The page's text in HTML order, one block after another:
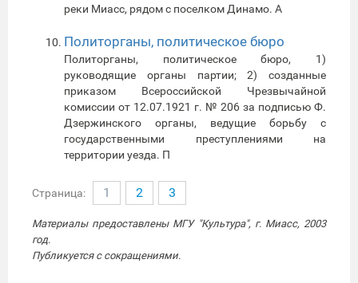
реки Миасс, рядом с поселком Динамо. А
Политорганы, политическое бюро
Политорганы, политическое бюро, 1)
руководящие органы партии; 2) созданные
приказом Всероссийской Чрезвычайной
комиссии от 12.07.1921 г. № 206 за подписью Ф.
Дзержинского органы, ведущие борьбу с
государственными преступлениями на
территории уезда. П
Страница: 1 2 3
Материалы предоставлены МГУ "Культура", г. Миасс, 2003
год.
Публикуется с сокращениями.